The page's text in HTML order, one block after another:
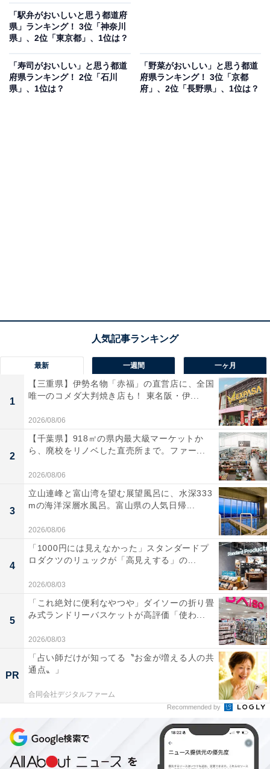
「駅弁がおいしいと思う都道府
県」ランキング！ 3位「神奈川
県」、2位「東京都」、1位は？
「寿司がおいしい」と思う都道
府県ランキング！ 2位「石川
県」、1位は？
「野菜がおいしい」と思う都道
府県ランキング！ 3位「京都
府」、2位「長野県」、1位は？
最新 一週間 一ヶ月
1
【三重県】伊勢名物「赤福」の直営店に、全国
唯一のコメダ大判焼き店も！ 東名阪・伊...
2026/08/06
2
【千葉県】918㎡の県内最大級マーケットか
ら、廃校をリノベした直売所まで。ファー...
2026/08/06
3
立山連峰と富山湾を望む展望風呂に、水深333
mの海洋深層水風呂。富山県の人気日帰...
2026/08/06
4
「1000円には見えなかった」スタンダードプ
ロダクツのリュックが「高見えする」の...
2026/08/03
5
「これ絶対に便利なやつや」ダイソーの折り畳
み式ランドリーバスケットが高評価「使わ...
2026/08/03
PR
「占い師だけが知ってる〝お金が増える人の共
通点〟」
合同会社デジタルファーム
Recommended by